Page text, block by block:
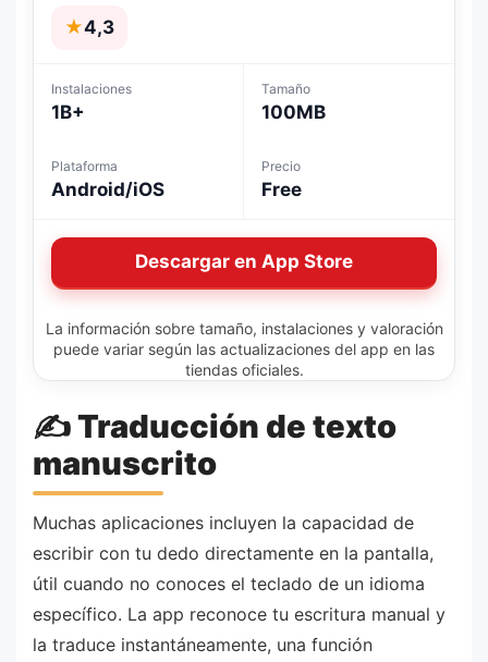
★4,3
Instalaciones
1B+
Tamaño
100MB
Plataforma
Android/iOS
Precio
Free
Descargar en App Store
La información sobre tamaño, instalaciones y valoración
puede variar según las actualizaciones del app en las
tiendas oficiales.
✍️ Traducción de texto
manuscrito
Muchas aplicaciones incluyen la capacidad de
escribir con tu dedo directamente en la pantalla,
útil cuando no conoces el teclado de un idioma
específico. La app reconoce tu escritura manual y
la traduce instantáneamente, una función